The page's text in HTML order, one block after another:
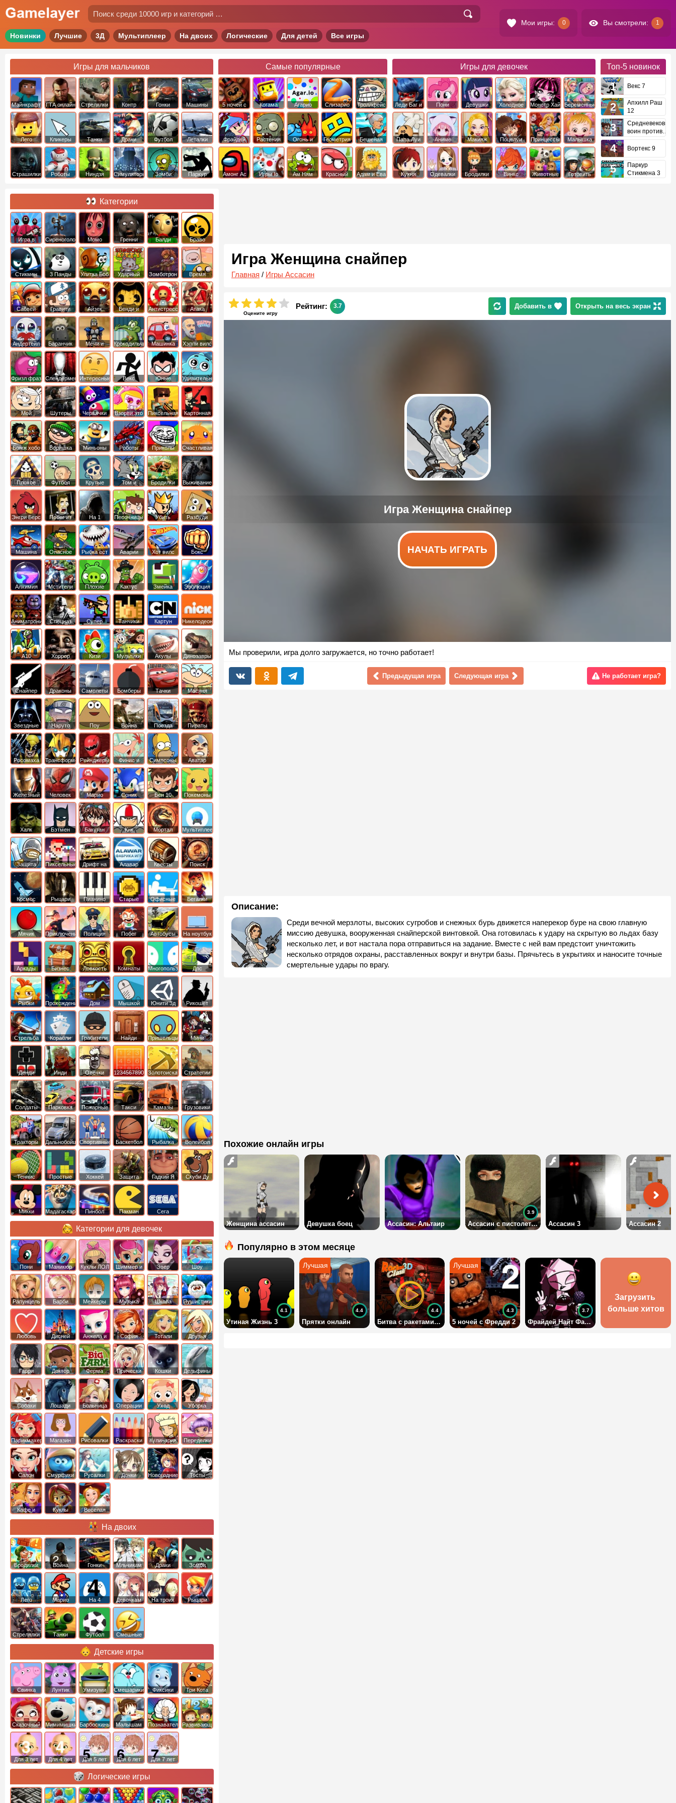
Мои игры: 0 Вы смотрели: 1
Новинки Лучшие 3Д Мультиплеер На двоих Логические Для детей Все игры
Игры для мальчиков
Майнкрафт ГТА онлайн Стрелялки
Контр
Страйк
Гонки Машины
Лего Кликеры Танки Драки Футбол Леталки
Страшилки Роботы Ниндзя Симуляторы Зомби Паркур
Самые популярные
5 ночей с
фредди
Когама Агарио Слизарио
Троллфейс
квест
Фрайдей
Найт
Фанкин
Растения
против
Зомби
Огонь и
Вода
Геометрия
Даш
Бешеная
бабка
сбежала из
психушки
Амонг Ас Игры Io Ам Ням
Красный
Адам и Ева
Игры для девочек
Леди Баг и
Супер Кот
Пони
Дружба это
Девушки
Эквестрии
Холодное
Сердце
Монстр Хай Беременные
Папа Луи Аниме Макияж Поцелуи
Принцессы
Диснея
Малышка
Хейзел
Кухня
Одевалки Бродилки Винкс Животные
Готовить
Топ-5 новинок
Векс 7
Апхилл Раш
12
Средневековый
воин против
Вортекс 9
Паркур
Стикмена 3
Игра Женщина снайпер
Главная / Игры Ассасин
Оцените игру
Рейтинг: 3.7 Добавить в Открыть на весь экран
НАЧАТЬ ИГРАТЬ
Мы проверили, игра долго загружается, но точно работает!
Предыдущая игра Следующая игра Не работает игра?
Описание:
Среди вечной мерзлоты, высоких сугробов и снежных бурь движется наперекор буре на свою главную
миссию девушка, вооруженная снайперской винтовкой. Она готовилась к удару на скрытую во льдах базу
несколько лет, и вот настала пора отправиться на задание. Вместе с ней вам предстоит уничтожить
несколько отрядов охраны, расставленных вокруг и внутри базы. Прячьтесь в укрытиях и наносите точные
смертельные удары по врагу.
Похожие онлайн игры
Женщина ассасин Девушка боец Ассасин: Альтаир Ассасин с пистолетом
3.9
Ассасин 3 Ассасин 2
Популярно в этом месяце
Утиная Жизнь 3
4.1
Прятки онлайн
4.4
Битва с ракетами 3Д
4.4
5 ночей с Фредди 2
4.3
Фрайдей Найт Фанкин: Сарвенте (мод на Сарвенте)
3.7
Загрузить
больше хитов
Категории
Игра в
Кальмара
Сиреноголовый Момо Гренни Балди
Браво
Старс
Стикмен 3 Панды Улитка Боб
Ударный
отряд котят
Зомботрон
Время
Приключений
Сабвей
Серф
Гравити
Фолз
Айзек
Бенди и
Чернильная
машина
Антистресс
Атака
Титанов
Андертейл
Баранчик
Шон
Мечи и
Сандали
Крокодильчик
Свомпи
Машинка
Вилли
Хэппи вилс
Фризл фраз Слендермен Интересные Векс
Юные
титаны
вперед
Удивительный
мир
Гамбола
Мой
шумный
дом
Шутеры Червячки Взорви это
Пиксельная
война
Картонная
башка
Бомж хобо
Воришка
боб
Миньоны
Роботы
динозавры
Приколы
Счастливая
обезьянка
Плохое
мороженое
Футбол
головами
Крутые
Том и
джерри
Бродилки
Приключения
Выживание
Энгри Берс
Побег из
тюрьмы
На 1 Песочницы
Убить
короля
Разбуди
коробку
Машина
ест
машину
Опасное
оружие
Рыбка ест
рыбку
Аварии
машин
Хот вилс Бокс
Алхимия Мстители
Плохие
свинки
Кактус
маккой
Змейка Эволюция
Аниматроники Спецназ
Супер
бойцы
Танчики
Картун
нетворк
Никелодеон
А10 Хоррор Кизи Мультики Акулы Динозавры
Снайпер Драконы Самолеты Бомберы Тачки Масяня
Звездные
войны
Наруто Поу Война Поезда
Пираты
Карибского
Моря
Росомаха ТрансформерыРейнджеры
Самураи
Финис и
Ферб
Симпсоны
Аватар
легенда об
Аанге
Железный
человек
Человек
Паук
Марио Соник Бен 10 Покемоны
Халк Бэтмен Бакуган
Кик
Бутовский
Мортал
комбат
Мультиплеер
Защита
королевства
Пиксельные
Дрифт на
машинах
Алавар Квесты
Поиск
предметов
Космос Рыцари Пианино Старые Офисные Бегалки
Мячик Приключения Полиция Побег Автобусы На ноутбук
Аркады
Бизнес
симуляторы
Ловкость Комнаты Многопользовательские
Дпс
Рыбки Прохождение Дом Мышкой Юнити 3д Рикошет
Cтрельба
из лука
Корабли Грабители
Найди
выход
Пришельцы Мини
Денди Инди
Овечки
идут домой
1234567890 ЗолотоискательСтратегии
Солдаты
Парковка
машин
Пожарные
машины
Такси Камазы Грузовики
Тракторы ДальнобойщикиСпортивные Баскетбол Рыбалка Волейбол
Теннис Простые Хоккей
Защита
башни
Гадкий Я Скуби Ду
Микки
Мадагаскар Пинбол Пакман Сега
Категории для девочек
Пони
креатор
Маникюр Куклы ЛОЛ
Шиммер и
Шайн
Эвер
Афтер Хай
Шоу
дельфинов
Рапунцель Барби Мейкеры Музыка Школа Пушистики
Любовь Дисней
Анжела и
том
София
Прекрасная
Тотали
Спайс
Друзья
ангелов
Гарри
Поттер
Доктор
Плюшева
Ферма Прически Кошки Дельфины
Собаки Лошади Больница Операции Уход Уборка
Парикмахер Магазин Рисовалки Раскраски Кулинария Переделки
Салон Смурфики Русалки Дочки Новогодние Тесты
Кафе и
Куклы
Веселая
На двоих
Бродилки Война Гонки Мльчикам Драки Зомби
Лего Марио На 4 Девочкам На троих Рыцари
Стрелялки Танки Футбол Смешные
Детские игры
Свинка
Пеппа
Лунтик Умизуми Смешарики Фиксики Три Кота
Сказочный
патруль
Мимимишки Барбоскины Малышам ПознавательныеРазвивающие
Для 3 лет Для 4 лет Для 5 лет Для 6 лет Для 7 лет
Логические игры